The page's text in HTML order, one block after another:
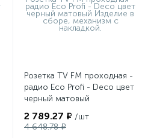
Розетка TV FM проходная -
радио Eco Profi - Deco цвет
черный матовый
2 789.27 ₽ /шт
4 648.78 ₽